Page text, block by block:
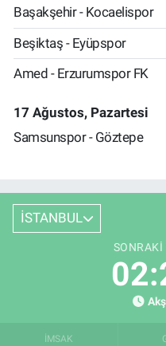
Başakşehir - Kocaelispor
Beşiktaş - Eyüpspor
Amed - Erzurumspor FK
17 Ağustos, Pazartesi
Samsunspor - Göztepe
İSTANBUL
İMSAK